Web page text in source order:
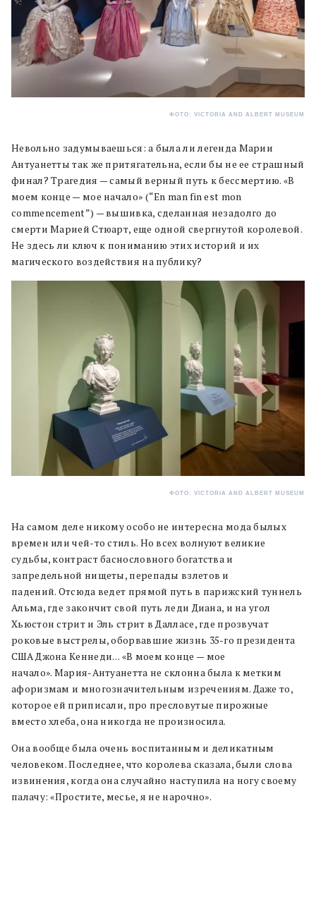
ФОТО: VICTORIA AND ALBERT MUSEUM
Невольно задумываешься: а была ли легенда Марии
Антуанетты так же притягательна, если бы не ее страшный
финал? Трагедия — самый верный путь к бессмертию. «В
моем конце — мое начало» (“En man fin est mon
commencement”) — вышивка, сделанная незадолго до
смерти Марией Стюарт, еще одной свергнутой королевой.
Не здесь ли ключ к пониманию этих историй и их
магического воздействия на публику?
ФОТО: VICTORIA AND ALBERT MUSEUM
На самом деле никому особо не интересна мода былых
времен или чей-то стиль. Но всех волнуют великие
судьбы, контраст баснословного богатства и
запредельной нищеты, перепады взлетов и
падений. Отсюда ведет прямой путь в парижский туннель
Альма, где закончит свой путь леди Диана, и на угол
Хьюстон стрит и Эль стрит в Далласе, где прозвучат
роковые выстрелы, оборвавшие жизнь 35-го президента
США Джона Кеннеди… «В моем конце — мое
начало». Мария-Антуанетта не склонна была к метким
афоризмам и многозначительным изречениям. Даже то,
которое ей приписали, про пресловутые пирожные
вместо хлеба, она никогда не произносила.
Она вообще была очень воспитанным и деликатным
человеком. Последнее, что королева сказала, были слова
извинения, когда она случайно наступила на ногу своему
палачу: «Простите, месье, я не нарочно».